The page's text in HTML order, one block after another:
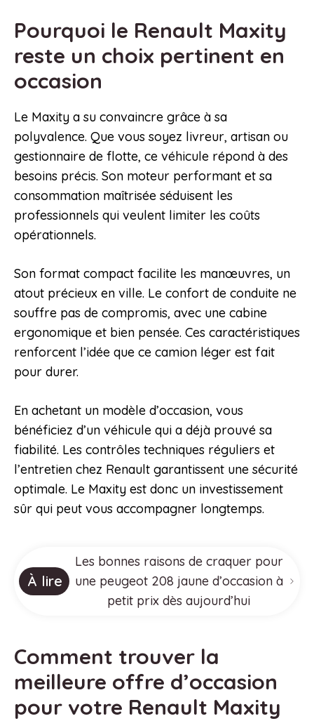
Pourquoi le Renault Maxity
reste un choix pertinent en
occasion
Le Maxity a su convaincre grâce à sa
polyvalence. Que vous soyez livreur, artisan ou
gestionnaire de flotte, ce véhicule répond à des
besoins précis. Son moteur performant et sa
consommation maîtrisée séduisent les
professionnels qui veulent limiter les coûts
opérationnels.
Son format compact facilite les manœuvres, un
atout précieux en ville. Le confort de conduite ne
souffre pas de compromis, avec une cabine
ergonomique et bien pensée. Ces caractéristiques
renforcent l’idée que ce camion léger est fait
pour durer.
En achetant un modèle d’occasion, vous
bénéficiez d’un véhicule qui a déjà prouvé sa
fiabilité. Les contrôles techniques réguliers et
l’entretien chez Renault garantissent une sécurité
optimale. Le Maxity est donc un investissement
sûr qui peut vous accompagner longtemps.
À lire
Les bonnes raisons de craquer pour
une peugeot 208 jaune d’occasion à
petit prix dès aujourd’hui
Comment trouver la
meilleure offre d’occasion
pour votre Renault Maxity